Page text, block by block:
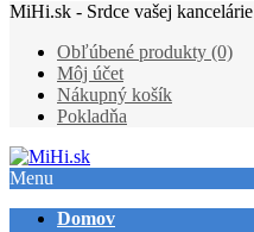
MiHi.sk - Srdce vašej kancelárie
Obľúbené produkty (0)
Môj účet
Nákupný košík
Pokladňa
Menu
Domov